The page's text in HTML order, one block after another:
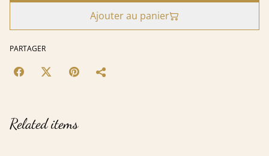
Ajouter au panier
PARTAGER
Related items